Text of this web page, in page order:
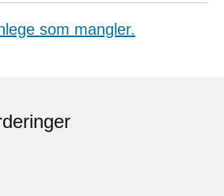
som mangler.